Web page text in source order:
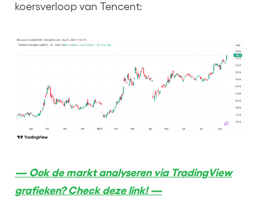
koersverloop van Tencent:
— Ook de markt analyseren via TradingView
grafieken? Check deze link! —